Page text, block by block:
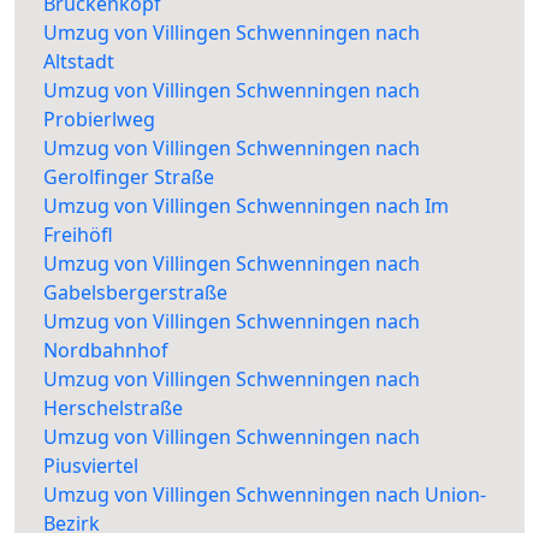
Umzug von Villingen Schwenningen nach
Altstadt
Umzug von Villingen Schwenningen nach
Probierlweg
Umzug von Villingen Schwenningen nach
Gerolfinger Straße
Umzug von Villingen Schwenningen nach Im
Freihöfl
Umzug von Villingen Schwenningen nach
Gabelsbergerstraße
Umzug von Villingen Schwenningen nach
Nordbahnhof
Umzug von Villingen Schwenningen nach
Herschelstraße
Umzug von Villingen Schwenningen nach
Piusviertel
Umzug von Villingen Schwenningen nach Union-
Bezirk